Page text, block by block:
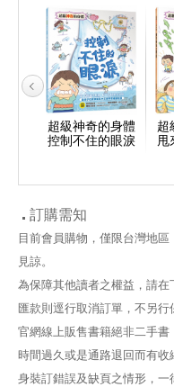
超級神奇的身體
控制不住的眼淚
超
甩
訂購需知
目前會員購物，僅限台灣地
見諒。
為保障其他讀者之權益，請
匯款則逕行取消訂單，不另行
官網線上販售書籍絕非二手
時間過久或是通路退回而有
身裝訂錯誤及缺頁之情形，